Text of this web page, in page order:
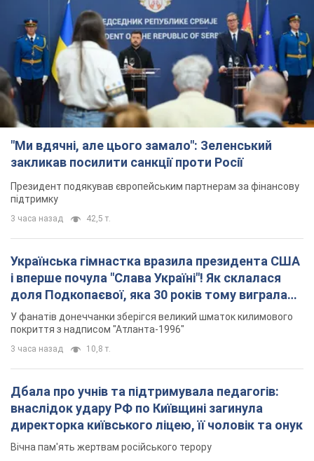
"Ми вдячні, але цього замало": Зеленський
закликав посилити санкції проти Росії
Президент подякував європейським партнерам за фінансову
підтримку
3 часа назад 42,5 т.
Українська гімнастка вразила президента США
і вперше почула "Слава Україні"! Як склалася
доля Подкопаєвої, яка 30 років тому виграла
"золото" Олімпіади
У фанатів донеччанки зберігся великий шматок килимового
покриття з надписом "Атланта-1996"
3 часа назад 10,8 т.
Дбала про учнів та підтримувала педагогів:
внаслідок удару РФ по Київщині загинула
директорка київського ліцею, її чоловік та онук
Вічна пам'ять жертвам російського терору